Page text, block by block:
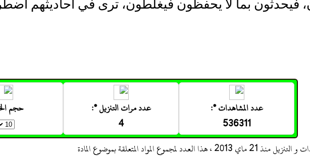
فيحدثون بما لا يحفظون فيغلطون، ترى في أحاديثهم
عدد المشاهدات *:
536311
عدد مرات التنزيل *:
4
حجم
العدد لمجموع المواد المتعلقة بموضوع المادة